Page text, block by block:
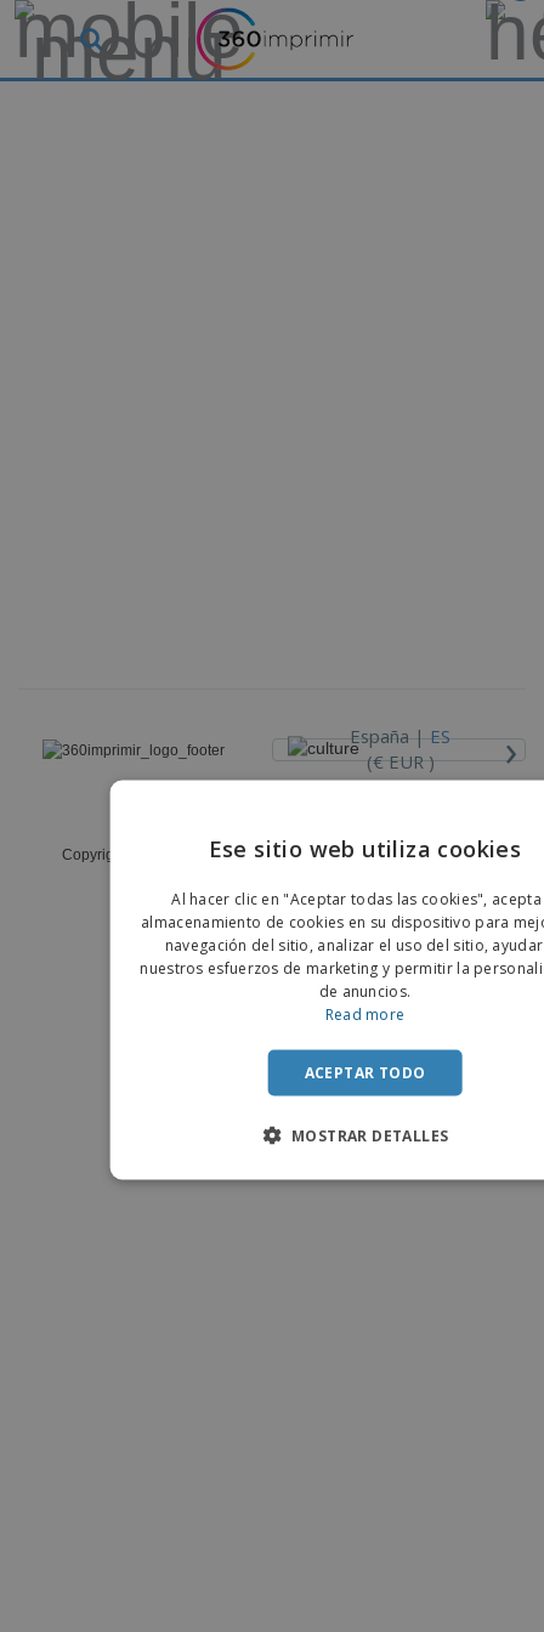
España |ES
(€ EUR )
›
Copyright © 2026 - 360imprimir. Todos los derechos reservados
Ese sitio web utiliza cookies
Al hacer clic en "Aceptar todas las cookies",
almacenamiento de cookies en su dispositivo para
navegación del sitio, analizar el uso del sitio,
nuestros esfuerzos de marketing y permitir la
de anuncios.
Read more
ACEPTAR TODO
MOSTRAR DETALLES